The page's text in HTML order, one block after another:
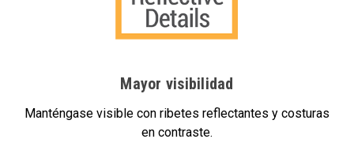
Mayor visibilidad
Manténgase visible con ribetes reflectantes y costuras
en contraste.